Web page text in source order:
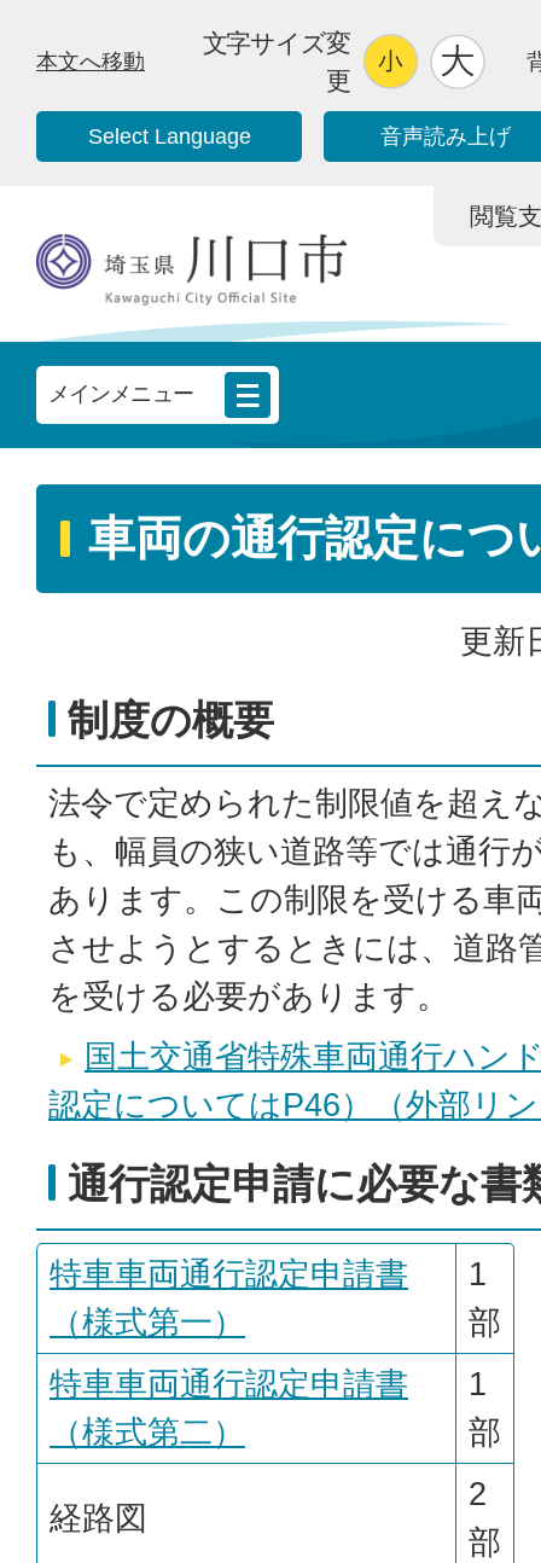
本文へ移動
文字サイズ変
更
Select Language 音声読み上げ
閲覧
メインメニュー
車両の通行認定につ
更新
制度の概要
法令で定められた制限値を超え
も、幅員の狭い道路等では通行
あります。この制限を受ける車
させようとするときには、道路
を受ける必要があります。
国土交通省特殊車両通行ハン
認定についてはP46）（外部リ
通行認定申請に必要な書
特車車両通行認定申請書
（様式第一）
1
部
特車車両通行認定申請書
（様式第二）
1
部
経路図
2
部